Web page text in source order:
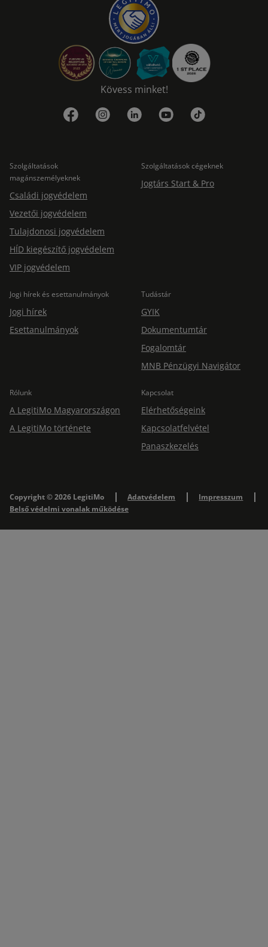
Kövess minket!
Szolgáltatások
magánszemélyeknek
Családi jogvédelem
Vezetői jogvédelem
Tulajdonosi jogvédelem
HÍD kiegészítő jogvédelem
VIP jogvédelem
Szolgáltatások cégeknek
Jogtárs Start & Pro
Jogi hírek és esettanulmányok
Jogi hírek
Esettanulmányok
Tudástár
GYIK
Dokumentumtár
Fogalomtár
MNB Pénzügyi Navigátor
Rólunk
A LegitiMo Magyarországon
A LegitiMo története
Kapcsolat
Elérhetőségeink
Kapcsolatfelvétel
Panaszkezelés
Copyright © 2026 LegitiMo Adatvédelem
Impresszum
Belső védelmi vonalak működése